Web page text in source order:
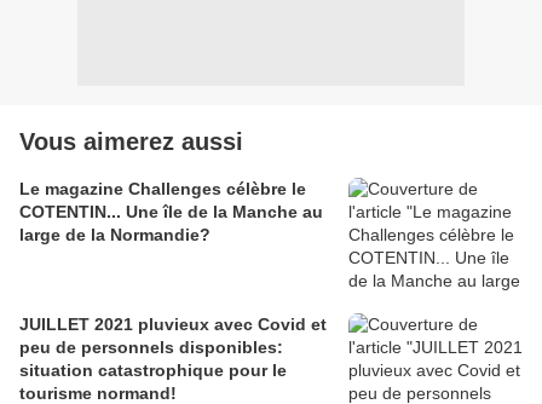
Vous aimerez aussi
Le magazine Challenges célèbre le
COTENTIN... Une île de la Manche au
large de la Normandie?
JUILLET 2021 pluvieux avec Covid et
peu de personnels disponibles:
situation catastrophique pour le
tourisme normand!